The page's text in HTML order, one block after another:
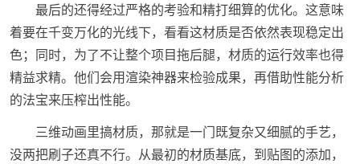
最后的还得经过严格的考验和精打细算的优化。这意味
着要在千变万化的光线下，看看这材质是否依然表现稳定出
色；同时，为了不让整个项目拖后腿，材质的运行效率也得
精益求精。他们会用渲染神器来检验成果，再借助性能分析
的法宝来压榨出性能。
三维动画里搞材质，那就是一门既复杂又细腻的手艺，
没两把刷子还真不行。从最初的材质基底，到贴图的添加，